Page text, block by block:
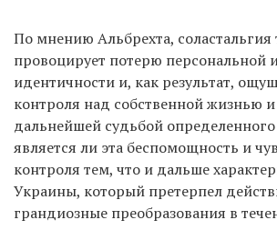
По мнению Альбрехта, соластальгия
провоцирует потерю персональной
идентичности и, как результат,
контроля над собственной жизнью
дальнейшей судьбой
является ли эта беспомощность и
контроля тем, что и дальше
Украины, который претерпел
грандиозные преобразования в